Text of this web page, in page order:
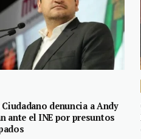
denuncia a Andy
ante el INE por presuntos